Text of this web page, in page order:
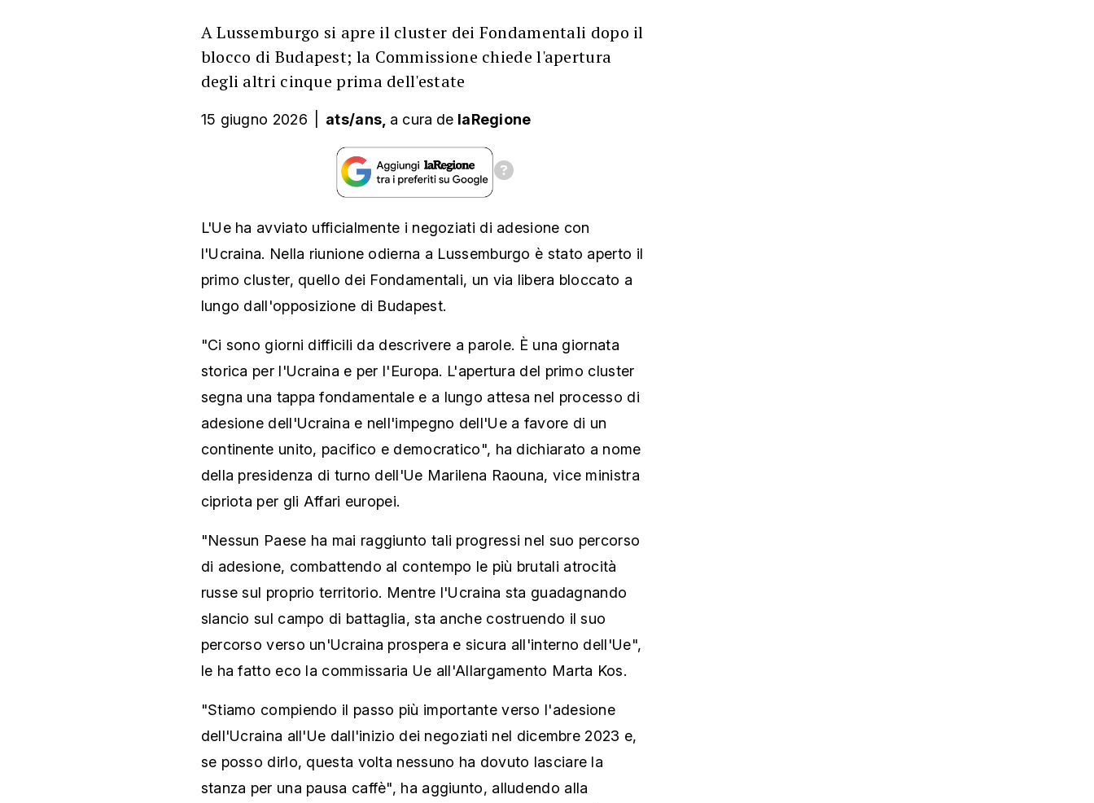
A Lussemburgo si apre il cluster dei Fondamentali dopo il
blocco di Budapest; la Commissione chiede l'apertura
degli altri cinque prima dell'estate
15 giugno 2026 ats/ans, a cura de laRegione
L'Ue ha avviato ufficialmente i negoziati di adesione con
l'Ucraina. Nella riunione odierna a Lussemburgo è stato aperto il
primo cluster, quello dei Fondamentali, un via libera bloccato a
lungo dall'opposizione di Budapest.
"Ci sono giorni difficili da descrivere a parole. È una giornata
storica per l'Ucraina e per l'Europa. L'apertura del primo cluster
segna una tappa fondamentale e a lungo attesa nel processo di
adesione dell'Ucraina e nell'impegno dell'Ue a favore di un
continente unito, pacifico e democratico", ha dichiarato a nome
della presidenza di turno dell'Ue Marilena Raouna, vice ministra
cipriota per gli Affari europei.
"Nessun Paese ha mai raggiunto tali progressi nel suo percorso
di adesione, combattendo al contempo le più brutali atrocità
russe sul proprio territorio. Mentre l'Ucraina sta guadagnando
slancio sul campo di battaglia, sta anche costruendo il suo
percorso verso un'Ucraina prospera e sicura all'interno dell'Ue",
le ha fatto eco la commissaria Ue all'Allargamento Marta Kos.
"Stiamo compiendo il passo più importante verso l'adesione
dell'Ucraina all'Ue dall'inizio dei negoziati nel dicembre 2023 e,
se posso dirlo, questa volta nessuno ha dovuto lasciare la
stanza per una pausa caffè", ha aggiunto, alludendo alla